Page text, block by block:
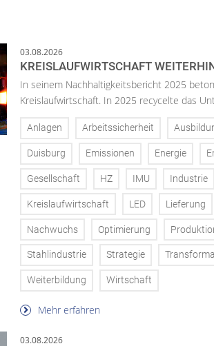
03.08.2026
KREISLAUFWIRTSCHAFT
In seinem Nachhaltigkeitsbericht 2025
Kreislaufwirtschaft. In 2025 recycelte das
Anlagen Arbeitssicherheit
Duisburg Emissionen Energie
Gesellschaft HZ IMU Industrie
Kreislaufwirtschaft LED Lieferung
Nachwuchs Optimierung
Stahlindustrie Strategie
Weiterbildung Wirtschaft
Mehr erfahren
03.08.2026